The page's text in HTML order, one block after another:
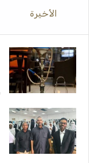
الأخيرة